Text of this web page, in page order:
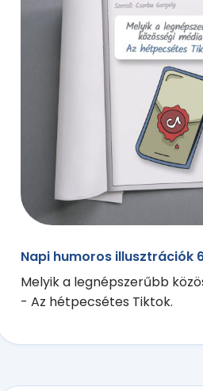
Napi humoros illusztrációk
Melyik a legnépszerűbb
- Az hétpecsétes Tiktok.